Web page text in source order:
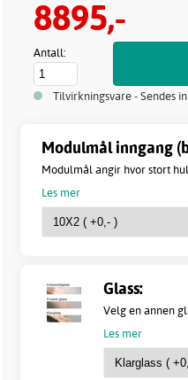
8895,-
Antall:
Tilvirkningsvare - Sendes
Modulmål inngang
Modulmål angir hvor stort
Les mer
Glass:
Velg en annen
Les mer